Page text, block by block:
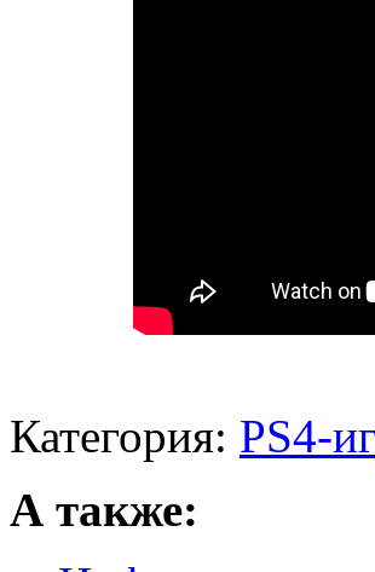
Категория: PS4-
А также: